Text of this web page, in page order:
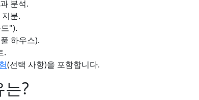
분석.
분.
").
하우스).
.
(선택 사항)을 포함합니다.
?